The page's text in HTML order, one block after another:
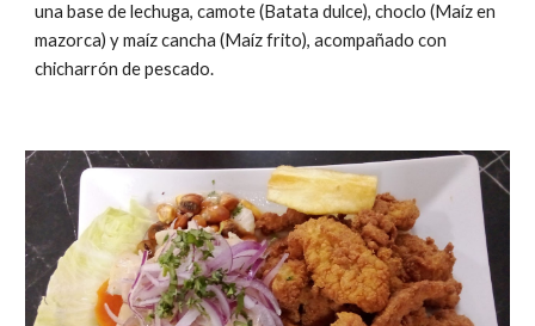
una base de lechuga, camote (Batata dulce), choclo (Maíz en
mazorca) y maíz cancha (Maíz frito), acompañado con
chicharrón de pescado.